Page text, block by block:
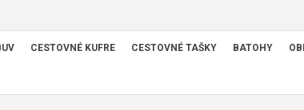
CESTOVNÉ KUFRE CESTOVNÉ TAŠKY BATOHY